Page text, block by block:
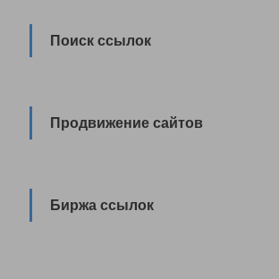
Поиск ссылок
Продвижение сайтов
Биржа ссылок